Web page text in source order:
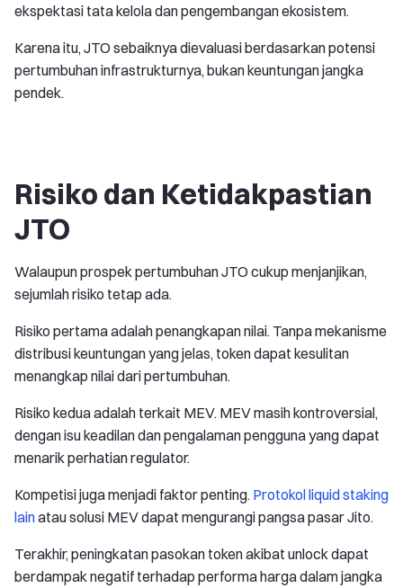
ekspektasi tata kelola dan pengembangan ekosistem.
Karena itu, JTO sebaiknya dievaluasi berdasarkan potensi
pertumbuhan infrastrukturnya, bukan keuntungan jangka
pendek.
Risiko dan Ketidakpastian
JTO
Walaupun prospek pertumbuhan JTO cukup menjanjikan,
sejumlah risiko tetap ada.
Risiko pertama adalah penangkapan nilai. Tanpa mekanisme
distribusi keuntungan yang jelas, token dapat kesulitan
menangkap nilai dari pertumbuhan.
Risiko kedua adalah terkait MEV. MEV masih kontroversial,
dengan isu keadilan dan pengalaman pengguna yang dapat
menarik perhatian regulator.
Kompetisi juga menjadi faktor penting. Protokol liquid staking
lainatau solusi MEV dapat mengurangi pangsa pasar Jito.
Terakhir, peningkatan pasokan token akibat unlock dapat
berdampak negatif terhadap performa harga dalam jangka